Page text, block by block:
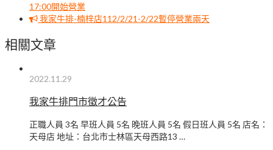
17:00開始營業
我家牛排-楠梓店112/2/21-2/22暫停營業兩天
相關文章
2022.11.29
我家牛排門市徵才公告
正職人員 3名 早班人員 5名 晚班人員 5名 假日班人員 5名 店名：
天母店 地址：台北市士林區天母西路13 …